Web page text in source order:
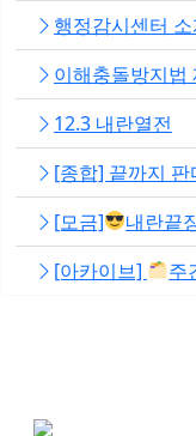
행정감시센터 소
이해충돌방지법
12.3 내란열전
[종합] 끝까지
[모금]
내란끝
[아카이브]
주